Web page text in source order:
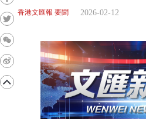
香港文匯報 要聞 2026-02-12